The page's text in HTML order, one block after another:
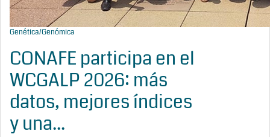
Genética/Genómica
CONAFE participa en el
WCGALP 2026: más
datos, mejores índices
y una...